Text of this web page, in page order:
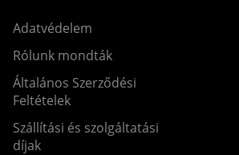
Adatvédelem
Rólunk mondták
Általános Szerződési
Feltételek
Szállítási és szolgáltatási
díjak